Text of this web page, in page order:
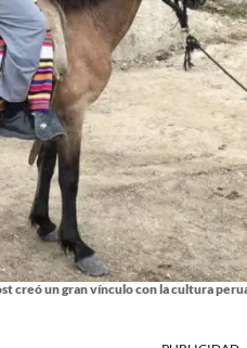
creó un gran vínculo con la cultura